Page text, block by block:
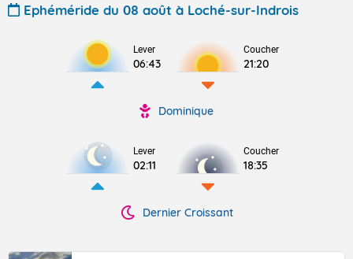
Ephéméride du 08 août à Loché-sur-Indrois
Lever
06:43
Coucher
21:20
Dominique
Lever
02:11
Coucher
18:35
Dernier Croissant